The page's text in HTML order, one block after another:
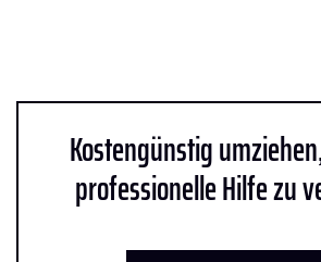
Kostengünstig
professionelle Hilfe zu